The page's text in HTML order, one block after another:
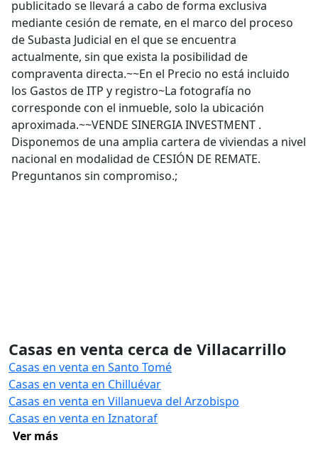
publicitado se llevará a cabo de forma exclusiva
mediante cesión de remate, en el marco del proceso
de Subasta Judicial en el que se encuentra
actualmente, sin que exista la posibilidad de
compraventa directa.~~En el Precio no está incluido
los Gastos de ITP y registro~La fotografía no
corresponde con el inmueble, solo la ubicación
aproximada.~~VENDE SINERGIA INVESTMENT .
Disponemos de una amplia cartera de viviendas a nivel
nacional en modalidad de CESIÓN DE REMATE.
Preguntanos sin compromiso.;
Casas en venta cerca de Villacarrillo
Casas en venta en Santo Tomé
Casas en venta en Chilluévar
Casas en venta en Villanueva del Arzobispo
Casas en venta en Iznatoraf
Ver más